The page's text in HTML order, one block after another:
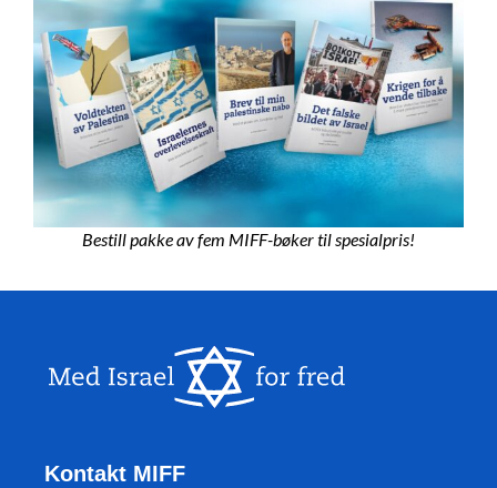
Bestill pakke av fem MIFF-bøker til spesialpris!
Kontakt MIFF